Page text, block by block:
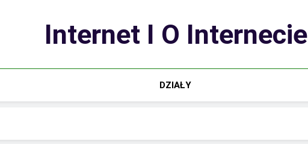
Internet I O Internecie
DZIAŁY